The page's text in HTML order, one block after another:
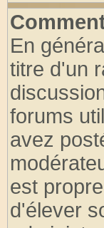
En
titre d'un
forums
avez
est
d'élever